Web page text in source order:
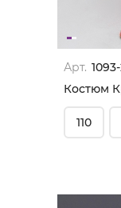
Арт.
Костюм
110